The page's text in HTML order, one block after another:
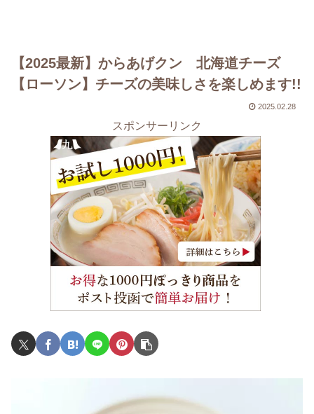
【2025最新】からあげクン 北海道チーズ
【ローソン】チーズの美味しさを楽しめます!!
2025.02.28
スポンサーリンク